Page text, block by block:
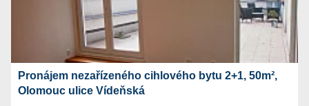
Pronájem nezařízeného cihlového bytu 2+1, 50m²,
Olomouc ulice Vídeňská